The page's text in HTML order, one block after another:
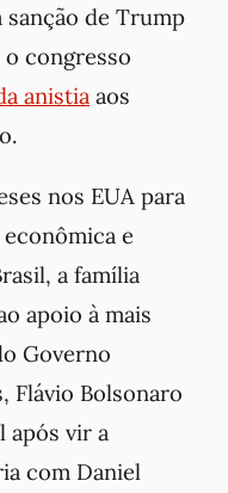
de Trump
congresso
anistia aos
nos EUA para
e
a família
apoio à mais
Governo
Flávio Bolsonaro
após vir a
com Daniel